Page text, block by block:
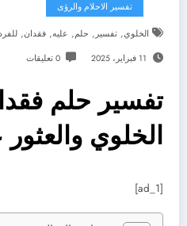
تفسير الاحلام والرؤى
الخلوي, تفسير , حلم, عليه, فقدان,
11 فبراير، 2025 0 تعليقات
تفسير حلم
الخلوي
[ad_1]